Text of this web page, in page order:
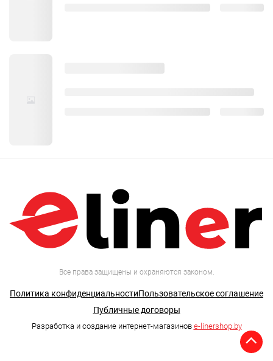
Все права защищены и охраняются законом.
Политика конфиденциальностиПользовательское соглашение
Публичные договоры
Разработка и создание интернет-магазинов e-linershop.by